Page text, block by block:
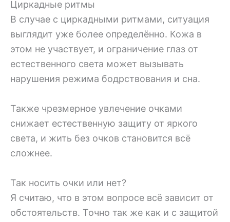
Циркадные ритмы
В случае с циркадными ритмами, ситуация
выглядит уже более определённо. Кожа в
этом не участвует, и ограничение глаз от
естественного света может вызывать
нарушения режима бодрствования и сна.
Также чрезмерное увлечение очками
снижает естественную защиту от яркого
света, и жить без очков становится всё
сложнее.
Так носить очки или нет?
Я считаю, что в этом вопросе всё зависит от
обстоятельств. Точно так же как и с защитой